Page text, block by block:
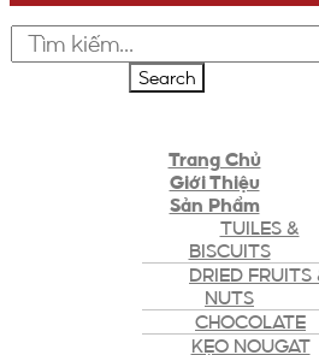
Search
Trang Chủ
Giới Thiệu
Sản Phẩm
TUILES &
BISCUITS
DRIED FRUITS
NUTS
CHOCOLATE
KẸO NOUGAT